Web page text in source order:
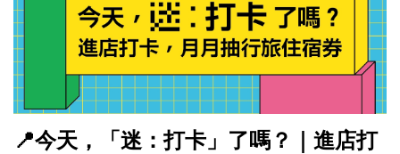
📍今天，「迷：打卡」了嗎？｜進店打